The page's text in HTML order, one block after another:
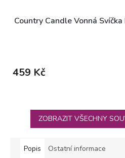
Country Candle Vonná
produktu
je
hvězdiček.
459 Kč
ZOBRAZIT VŠECHNY
Popis Ostatní informace